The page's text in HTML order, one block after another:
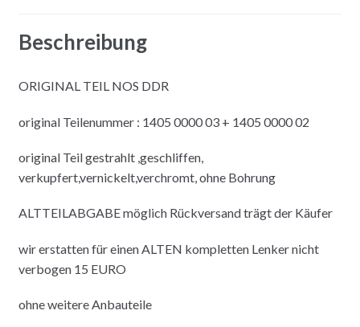
Beschreibung
ORIGINAL TEIL NOS DDR
original Teilenummer : 1405 0000 03 + 1405 0000 02
original Teil gestrahlt ,geschliffen,
verkupfert,vernickelt,verchromt, ohne Bohrung
ALTTEILABGABE möglich Rückversand trägt der Käufer
wir erstatten für einen ALTEN kompletten Lenker nicht
verbogen 15 EURO
ohne weitere Anbauteile